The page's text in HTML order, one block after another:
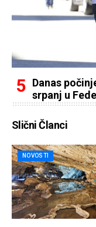
Danas
srpanj u
Slični Članci
NOVOSTI